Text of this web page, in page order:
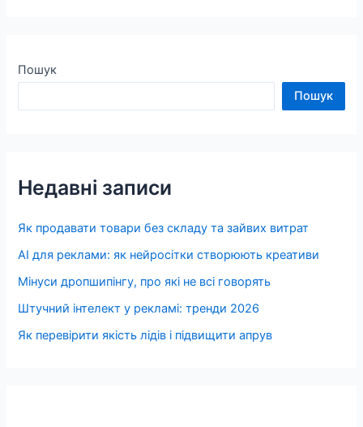
Пошук
Пошук
Недавні записи
Як продавати товари без складу та зайвих витрат
AI для реклами: як нейросітки створюють креативи
Мінуси дропшипінгу, про які не всі говорять
Штучний інтелект у рекламі: тренди 2026
Як перевірити якість лідів і підвищити апрув